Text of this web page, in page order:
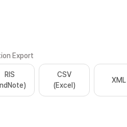
Export
RIS
CSV
(Excel)
XML